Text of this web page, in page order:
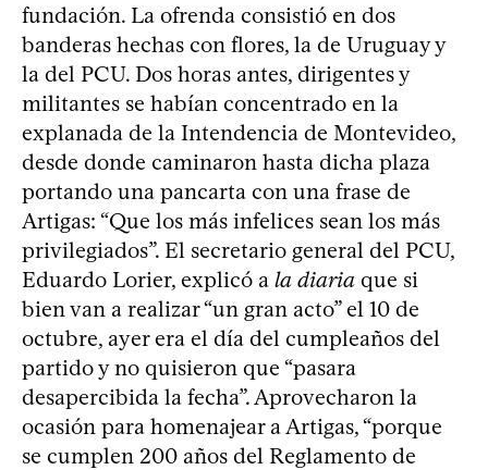
fundación. La ofrenda consistió en dos
banderas hechas con flores, la de Uruguay y
la del PCU. Dos horas antes, dirigentes y
militantes se habían concentrado en la
explanada de la Intendencia de Montevideo,
desde donde caminaron hasta dicha plaza
portando una pancarta con una frase de
Artigas: “Que los más infelices sean los más
privilegiados”. El secretario general del PCU,
Eduardo Lorier, explicó a la diaria que si
bien van a realizar “un gran acto” el 10 de
octubre, ayer era el día del cumpleaños del
partido y no quisieron que “pasara
desapercibida la fecha”. Aprovecharon la
ocasión para homenajear a Artigas, “porque
se cumplen 200 años del Reglamento de